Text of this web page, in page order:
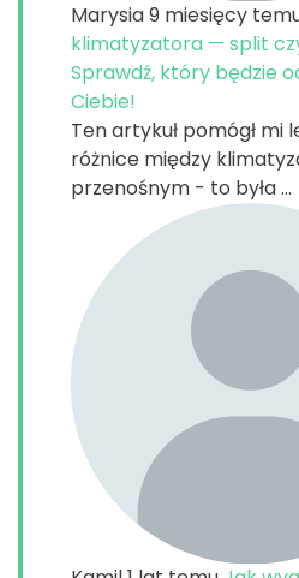
Marysia9 miesięcy
klimatyzatora — split
Sprawdź, który będzie
Ciebie!
Ten artykuł pomógł mi
różnice między
przenośnym - to była ...